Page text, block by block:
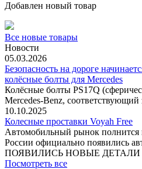
Добавлен новый товар
Все новые товары
Новости
05.03.2026
Безопасность на дороге
колёсные болты для Mercedes
Колёсные болты PS17Q
Mercedes‑Benz,
10.10.2025
Колесные проставки Voyah Free
Автомобильный рынок
России официально появились
ПОЯВИЛИСЬ НОВЫЕ
Посмотреть все